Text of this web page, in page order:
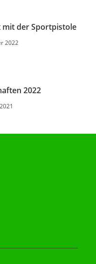
der Sportpistole
2022
2022